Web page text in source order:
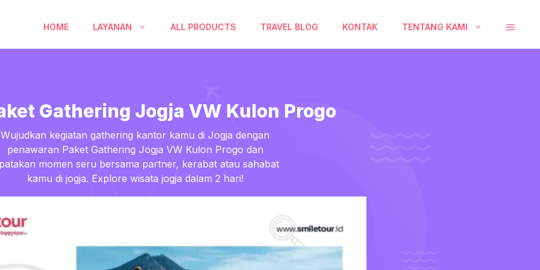
HOME LAYANAN ALL PRODUCTS TRAVEL BLOG KONTAK TENTANG KAMI
Gathering Jogja VW Kulon Progo
Wujudkan kegiatan gathering kantor kamu di Jogja dengan
penawaran Paket Gathering Jogja VW Kulon Progo dan
momen seru bersama partner, kerabat atau sahabat
kamu di jogja. Explore wisata jogja dalam 2 hari!